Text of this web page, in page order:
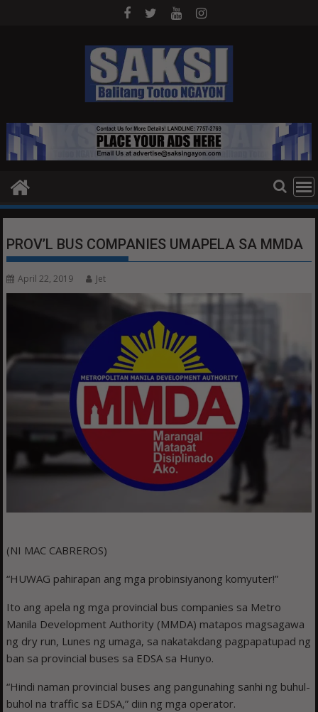
PROV’L BUS COMPANIES UMAPELA SA MMDA
April 22, 2019 Jet
(NI MAC CABREROS)
“HUWAG pahirapan ang mga probinsiyanong komyuter!”
Ito ang apela ng mga provincial bus companies sa Metro
Manila Development Authority (MMDA) matapos magsagawa
ng dry run, Lunes ng umaga, sa nakatakdang pagpapatupad ng
ban sa provincial buses sa EDSA sa Hunyo.
“Hindi naman provincial buses ang pangunahing sanhi ng buhul-
buhol na traffic sa EDSA,” diin ng mga operator.